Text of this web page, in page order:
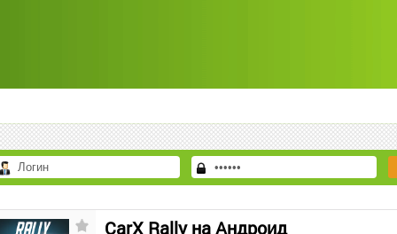
CarX Rally на Андроид